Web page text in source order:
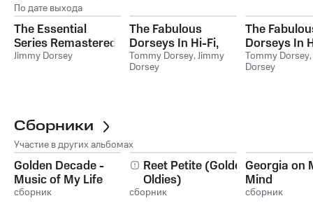
По дате выхода
The Essential
Series Remastered:
Jimmy Dorsey
Jimmy Dorsey
The Fabulous
Dorseys In Hi-Fi,
Vol. I
Tommy Dorsey,Jimmy
Dorsey
The
Dorseys In
Vol. II
Tommy Dorsey,
Dorsey
Сборники
Участие в других альбомах
Golden Decade -
Music of My Life
(Vol. 23)
сборник
Reet Petite (Golden
Oldies)
сборник
Georgia on
Mind
сборник